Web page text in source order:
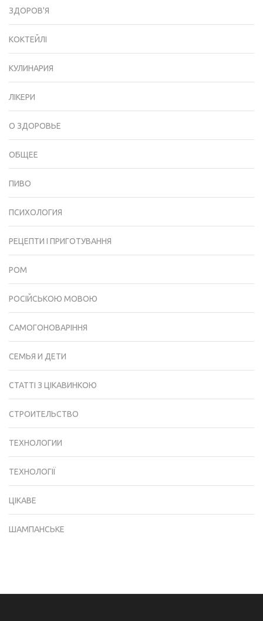
ЗДОРОВ'Я
КОКТЕЙЛІ
КУЛИНАРИЯ
ЛІКЕРИ
О ЗДОРОВЬЕ
ОБЩЕЕ
ПИВО
ПСИХОЛОГИЯ
РЕЦЕПТИ І ПРИГОТУВАННЯ
РОМ
РОСІЙСЬКОЮ МОВОЮ
САМОГОНОВАРІННЯ
СЕМЬЯ И ДЕТИ
СТАТТІ З ЦІКАВИНКОЮ
СТРОИТЕЛЬСТВО
ТЕХНОЛОГИИ
ТЕХНОЛОГІЇ
ЦІКАВЕ
ШАМПАНСЬКЕ